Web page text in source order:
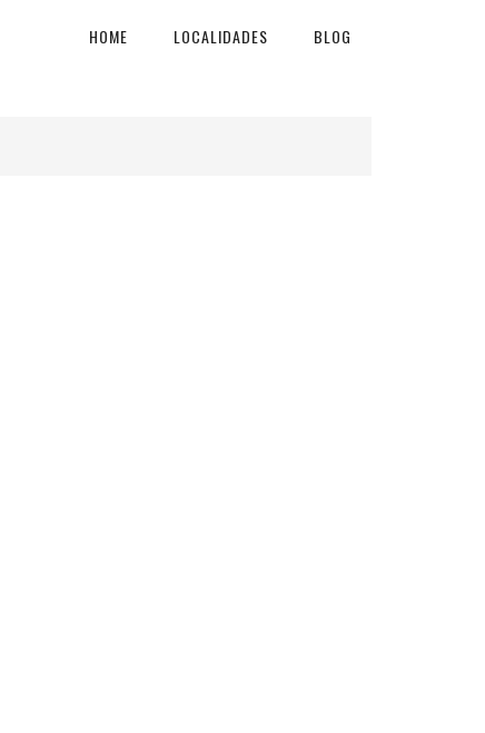
HOME LOCALIDADES BLOG